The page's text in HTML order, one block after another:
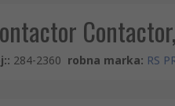
: 284-2360 robna marka: RS